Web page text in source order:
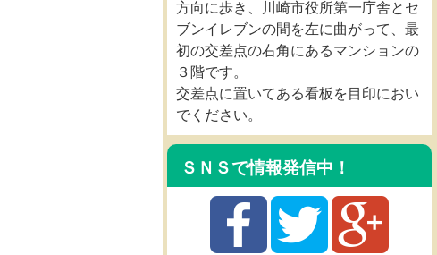
方向に歩き、川崎市役所第一庁舎とセ
ブンイレブンの間を左に曲がって、最
初の交差点の右角にあるマンションの
３階です。
交差点に置いてある看板を目印におい
でください。
ＳＮＳで情報発信中！